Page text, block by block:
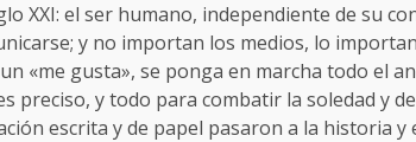
XXI: el ser humano, independiente de su
y no importan los medios, lo
«me gusta», se ponga en marcha todo el
preciso, y todo para combatir la soledad y
escrita y de papel pasaron a la historia y